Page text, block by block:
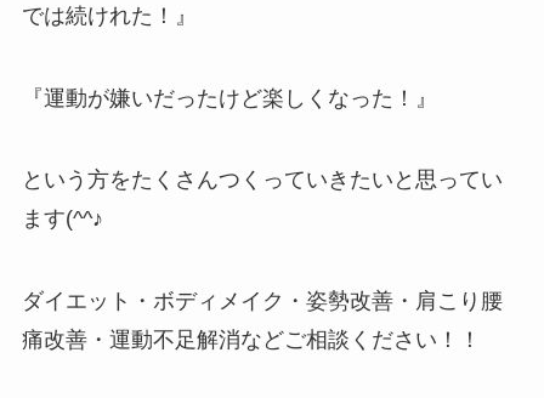
では続けれた！』
『運動が嫌いだったけど楽しくなった！』
という方をたくさんつくっていきたいと思ってい
ます(^^♪
ダイエット・ボディメイク・姿勢改善・肩こり腰
痛改善・運動不足解消などご相談ください！！